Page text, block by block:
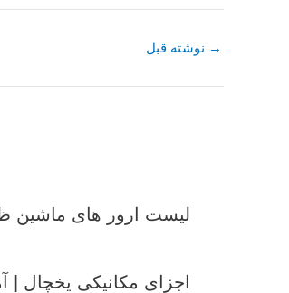
→ نوشته قبل
لیست ارور های ماشین
اجزای مکانیکی یخچال |